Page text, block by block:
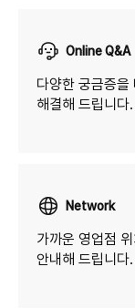
Online Q&A
다양한 궁금증을
해결해 드립니다.
Network
가까운 영업점
안내해 드립니다.